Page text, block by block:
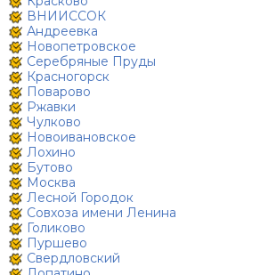
ВНИИССОК
Андреевка
Новопетровское
Серебряные Пруды
Красногорск
Поварово
Ржавки
Чулково
Новоивановское
Лохино
Бутово
Москва
Лесной Городок
Совхоза имени Ленина
Голиково
Пуршево
Свердловский